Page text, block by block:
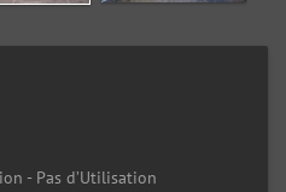
- Pas d’Utilisation